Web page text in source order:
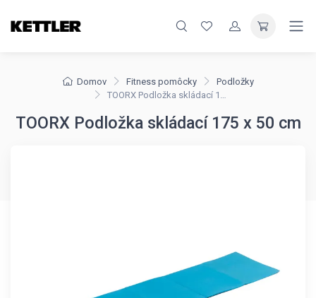
Domov Fitness pomôcky
Podložky
TOORX Podložka skládací 175 x 50 cm
TOORX Podložka skládací 175 x 50 cm